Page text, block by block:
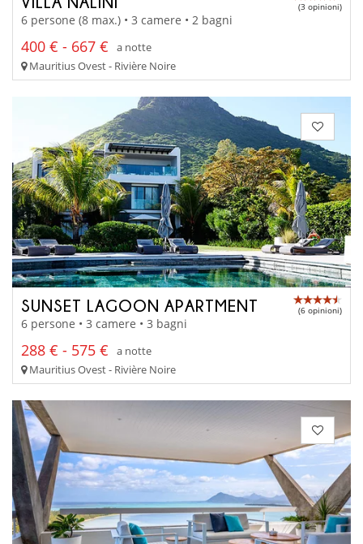
(3 opinioni)
6 persone (8 max.) • 3 camere • 2 bagni
400 € - 667 €
a notte
Mauritius Ovest - Rivière Noire
SUNSET LAGOON APARTMENT (6 opinioni)
6 persone • 3 camere • 3 bagni
288 € - 575 €
a notte
Mauritius Ovest - Rivière Noire